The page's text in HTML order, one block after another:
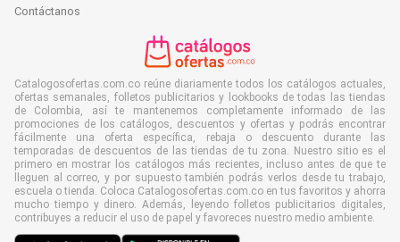
Contáctanos
Catalogosofertas.com.co reúne diariamente todos los catálogos actuales,
ofertas semanales, folletos publicitarios y lookbooks de todas las tiendas
de Colombia, así te mantenemos completamente informado de las
promociones de los catálogos, descuentos y ofertas y podrás encontrar
fácilmente una oferta específica, rebaja o descuento durante las
temporadas de descuentos de las tiendas de tu zona. Nuestro sitio es el
primero en mostrar los catálogos más recientes, incluso antes de que te
lleguen al correo, y por supuesto también podrás verlos desde tu trabajo,
escuela o tienda. Coloca Catalogosofertas.com.co en tus favoritos y ahorra
mucho tiempo y dinero. Además, leyendo folletos publicitarios digitales,
contribuyes a reducir el uso de papel y favoreces nuestro medio ambiente.